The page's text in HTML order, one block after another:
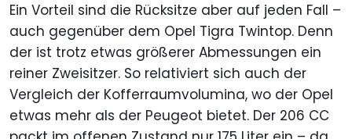
Ein Vorteil sind die Rücksitze aber auf jeden Fall –
auch gegenüber dem Opel Tigra Twintop. Denn
der ist trotz etwas größerer Abmessungen ein
reiner Zweisitzer. So relativiert sich auch der
Vergleich der Kofferraumvolumina, wo der Opel
etwas mehr als der Peugeot bietet. Der 206 CC